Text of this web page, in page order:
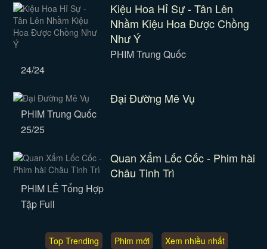
Kiệu Hoa Hỉ Sự - Tân Lên
Nhầm Kiệu Hoa Được Chồng
Như Ý
PHIM Trung Quốc
24/24
Đại Đường Mê Vụ
PHIM Trung Quốc
25/25
Quan Xẩm Lốc Cốc - Phim hài
Châu Tinh Trì
PHIM LẺ Tổng Hợp
Tập Full
Top Trending Phim mới Xem nhiều nhất